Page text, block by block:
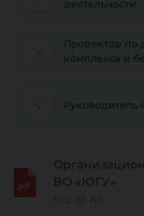
деятельности
Проректор по
комплекса и
Руководитель
ВО «ЮГУ»